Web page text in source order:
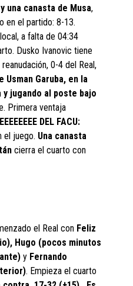
y una canasta de Musa,
en el partido: 8-13.
a falta de 04:34
Dusko Ivanovic tiene
0-4 del Real,
Usman Garuba, en la
jugando al poste bajo
Primera ventaja
DEL FACU:
el juego. Una canasta
cierra el cuarto con
el Real con Feliz
Hugo (pocos minutos
y Fernando
. Empieza el cuarto